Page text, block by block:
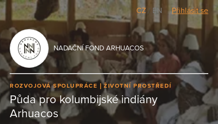
CZ / EN Přihlásit se
NADAČNÍ FOND ARHUACOS
ROZVOJOVÁ SPOLUPRÁCE ŽIVOTNÍ PROSTŘEDÍ
Půda pro kolumbijské indiány
Arhuacos